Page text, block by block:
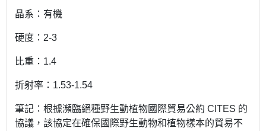
晶系：有機
硬度：2-3
比重：1.4
折射率：1.53-1.54
筆記：根據瀕臨絕種野生動植物國際貿易公約 CITES 的
協議，該協定在確保國際野生動物和植物樣本的貿易不